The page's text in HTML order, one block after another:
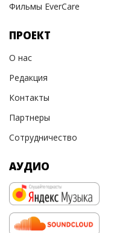
Фильмы EverCare
ПРОЕКТ
О нас
Редакция
Контакты
Партнеры
Сотрудничество
АУДИО